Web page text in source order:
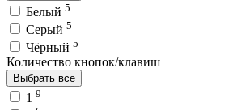
Белый 5
Серый 5
Чёрный 5
Количество кнопок/клавиш
Выбрать все
1 9